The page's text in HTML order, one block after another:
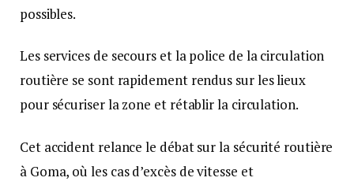
possibles.
Les services de secours et la police de la circulation
routière se sont rapidement rendus sur les lieux
pour sécuriser la zone et rétablir la circulation.
Cet accident relance le débat sur la sécurité routière
à Goma, où les cas d’excès de vitesse et